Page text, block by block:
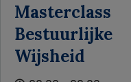
Masterclass
Bestuurlijke
Wijsheid